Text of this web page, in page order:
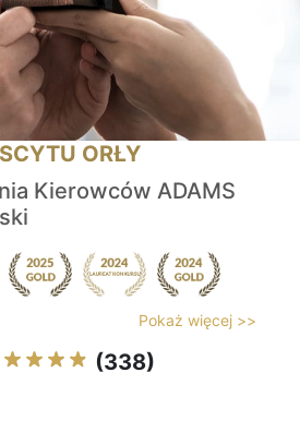
ORŁY
Kierowców ADAMS
Pokaż więcej >>
(338)